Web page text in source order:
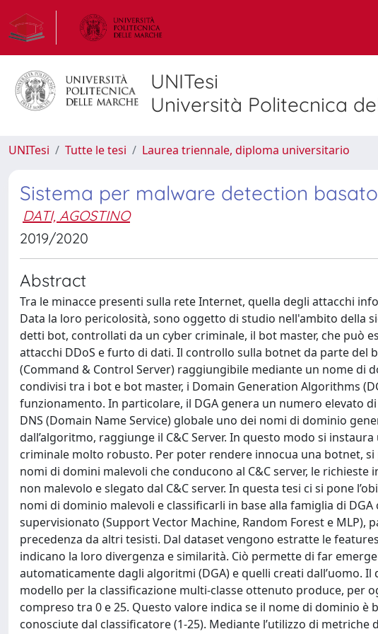
UNITesi
Università Politecnica
UNITesi Tutte le tesi Laurea triennale, diploma universitario
Sistema per malware detection
DATI, AGOSTINO
2019/2020
Abstract
Tra le minacce presenti sulla rete Internet, quella degli attacchi
Data la loro pericolosità, sono oggetto di studio nell'ambito della
detti bot, controllati da un cyber criminale, il bot master, che può
attacchi DDoS e furto di dati. Il controllo sulla botnet da parte del
(Command & Control Server) raggiungibile mediante un nome di
condivisi tra i bot e bot master, i Domain Generation Algorithms
funzionamento. In particolare, il DGA genera un numero elevato
DNS (Domain Name Service) globale uno dei nomi di dominio
dall’algoritmo, raggiunge il C&C Server. In questo modo si
criminale molto robusto. Per poter rendere innocua una botnet,
nomi di domini malevoli che conducono al C&C server, le
non malevolo e slegato dal C&C server. In questa tesi ci si pone
nomi di dominio malevoli e classificarli in base alla famiglia di
supervisionato (Support Vector Machine, Random Forest e
precedenza da altri tesisti. Dal dataset vengono estratte le
indicano la loro divergenza e similarità. Ciò permette di far
automaticamente dagli algoritmi (DGA) e quelli creati dall’uomo.
modello per la classificazione multi-classe ottenuto produce,
compreso tra 0 e 25. Questo valore indica se il nome di dominio è
conosciute dal classificatore (1-25). Mediante l’utilizzo di metriche